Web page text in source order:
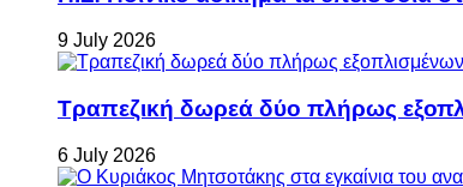
9 July 2026
Τραπεζική δωρεά δύο πλήρως
6 July 2026